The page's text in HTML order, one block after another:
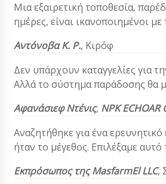
Μια εξαιρετική τοποθεσία,
ημέρες, είναι ικανοποιημένοι
ΑντόνοβαΚ. Ρ., Κιρόφ
Δεν υπάρχουν καταγγελίες για
Αλλά το σύστημα παράδοσης θα
Αφανάσιεφ Ντένις, NPK ECHOAR
Αναζητήθηκε για ένα
ήταν το μέγεθος. Επιλέξαμε
Εκπρόσωπος της MasfarmEl LLC,